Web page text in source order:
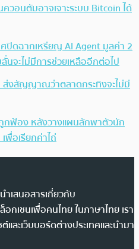
ควอนตัมอาจเจาะระบบ Bitcoin ได้
ปิดฉากเหรียญ AI Agent มูลค่า 2
จะไม่มีการช่วยเหลืออีกต่อไป
งสัญญาณว่าตลาดกระทิงจะไม่มี
กฟ้อง หลังวางแผนลักพาตัวนัก
พื่อเรียกค่าไถ่
เสนอสารเกี่ยวกับ
กเชนเพื่อคนไทย ในภาษาไทย เรา
ละเว็บบอร์ดต่างประเทศและนำมา